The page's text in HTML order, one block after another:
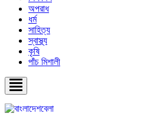
অপরাধ
ধর্ম
সাহিত্য
স্বাস্থ্য
কৃষি
পাঁচ মিশালী